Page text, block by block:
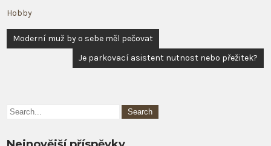
Hobby
Navigace
pro
příspěvek
Moderní muž by o sebe měl pečovat
Je parkovací asistent nutnost nebo přežitek?